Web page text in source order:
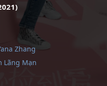
Zhang
Lãng Mạn